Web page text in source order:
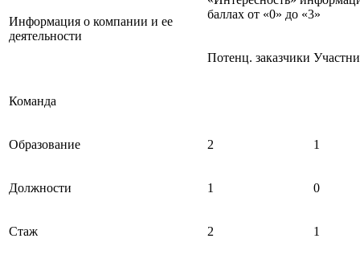
Информация о компании и ее
деятельности
баллах от «0» до «3»
Потенц. заказчики
Команда
Образование 2 1
Должности 1 0
Стаж 2 1